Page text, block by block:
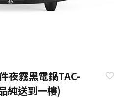
夜霧黑電鍋TAC-
純送到一樓)